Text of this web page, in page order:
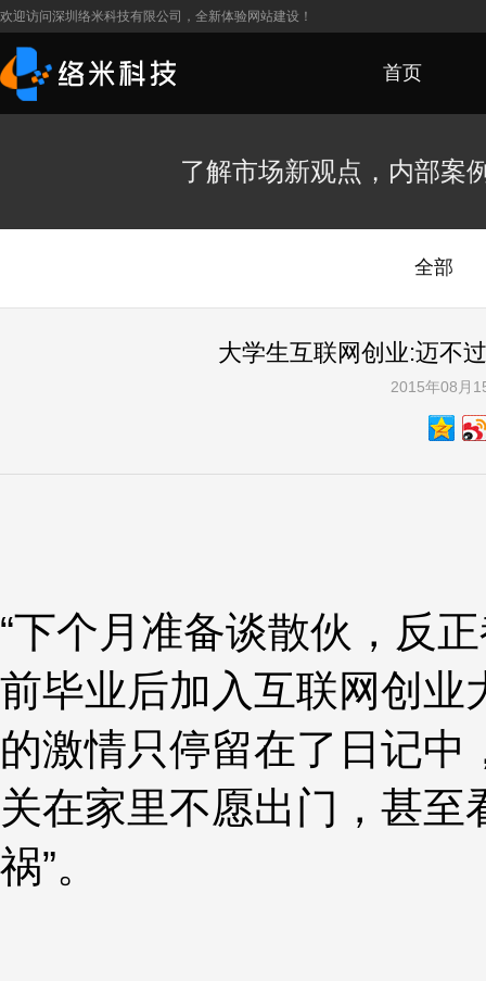
欢迎访问深圳络米科技有限公司，全新体验网站建设！
首页
了解市场新观点，内部案
全部
大学生互联网创业:迈不
2015年08月
“下个月准备谈散伙，反
前毕业后加入互联网创业
的激情只停留在了日记
关在家里不愿出门，甚至
祸”。